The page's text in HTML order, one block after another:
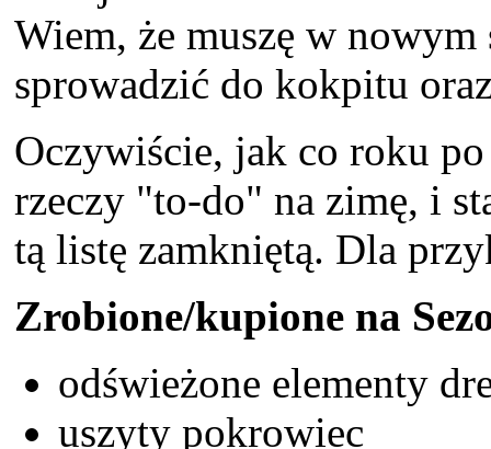
Wiem, że muszę w
sprowadzić do kokpitu
Oczywiście, jak co roku
rzeczy "to-do" na zimę, i
tą listę zamkniętą. Dla
Zrobione/kupione na
odświeżone elementy
uszyty pokrowiec